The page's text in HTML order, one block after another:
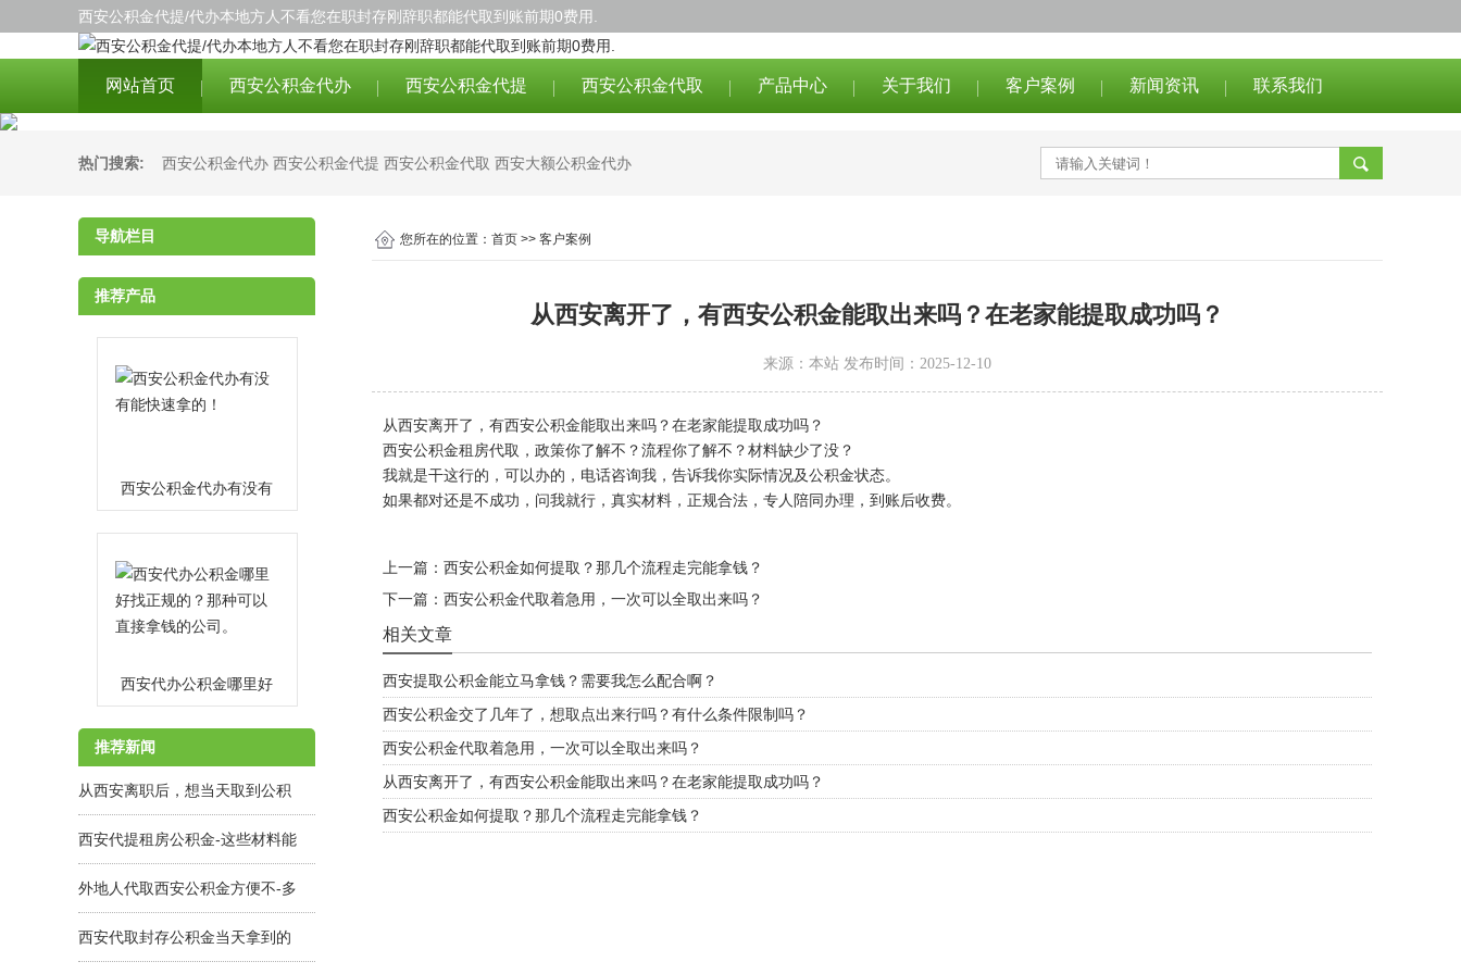
西安公积金代提/代办本地方人不看您在职封存刚辞职都能代取到账前期0费用.
网站首页 西安公积金代办 西安公积金代提 西安公积金代取 产品中心 关于我们 客户案例 新闻资讯 联系我们
热门搜索: 西安公积金代办 西安公积金代提 西安公积金代取 西安大额公积金代办
导航栏目
推荐产品
西安公积金代办有没有
能快速拿的！
MORE
西安代办公积金哪里好
找正规的？那种可以直
接拿钱的公司。
MORE
推荐新闻
从西安离职后，想当天取到公积
金可办不？
西安代提租房公积金-这些材料能
当天搞成功！
外地人代取西安公积金方便不-多
久拿到手？
西安代取封存公积金当天拿到的
您所在的位置： 首页 >> 客户案例
​从西安离开了，有西安公积金能取出来吗？在老家能提取成功吗？
来源：本站 发布时间：2025-12-10
从西安离开了，有西安公积金能取出来吗？在老家能提取成功吗？
西安公积金租房代取，政策你了解不？流程你了解不？材料缺少了没？
我就是干这行的，可以办的，电话咨询我，告诉我你实际情况及公积金状态。
如果都对还是不成功，问我就行，真实材料，正规合法，专人陪同办理，到账后收费。
上一篇： 西安公积金如何提取？那几个流程走完能拿钱？
下一篇： 西安公积金代取着急用，一次可以全取出来吗？
相关文章
西安提取公积金能立马拿钱？需要我怎么配合啊？
西安公积金交了几年了，想取点出来行吗？有什么条件限制吗？
西安公积金代取着急用，一次可以全取出来吗？
​从西安离开了，有西安公积金能取出来吗？在老家能提取成功吗？
西安公积金如何提取？那几个流程走完能拿钱？